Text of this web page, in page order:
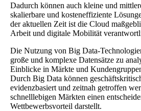
Dadurch können auch kleine und
skalierbare und kosteneffiziente
der aktuellen Zeit ist die Cloud
Arbeit und digitale Mobilität
Die Nutzung von Big Data-
große und komplexe Datensätze zu
Einblicke in Märkte und
Durch Big Data können
evidenzbasiert und zeitnah getroffen
schnelllebigen Märkten einen
Wettbewerbsvorteil darstellt.